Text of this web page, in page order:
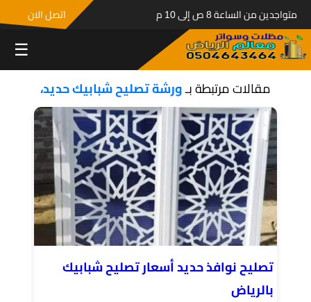
متواجدين من الساعة 8 ص إلى 10 م اتصل الان
☰
مقالات مرتبطة بـورشة تصليح شبابيك حديد،
تصليح نوافذ حديد أسعار تصليح شبابيك
بالرياض